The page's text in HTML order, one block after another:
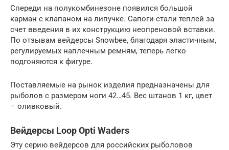
Спереди на полукомбинезоне появился большой
карман с клапаном на липучке. Сапоги стали теплей за
счет введения в их конструкцию неопреновой вставки.
По отзывам вейдерсы Snowbee, благодаря эластичным,
регулируемых наплечным ремням, теперь легко
подгоняются к фигуре.
Поставляемые на рынок изделия предназначены для
рыболов с размером ноги 42…45. Вес штанов 1 кг, цвет
– оливковый.
Вейдерсы Loop Opti Waders
Эту серию вейдерсов для российских рыболовов